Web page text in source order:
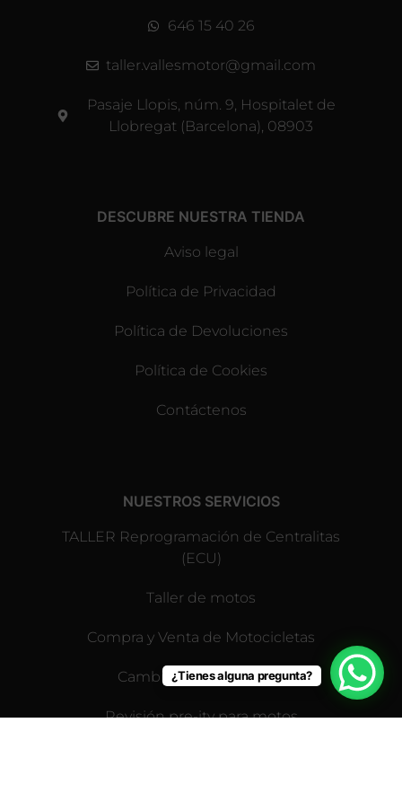
646 15 40 26
taller.vallesmotor@gmail.com
Pasaje Llopis, núm. 9, Hospitalet de
Llobregat (Barcelona), 08903
DESCUBRE NUESTRA TIENDA
Aviso legal
Política de Privacidad
Política de Devoluciones
Política de Cookies
Contáctenos
NUESTROS SERVICIOS
TALLER Reprogramación de Centralitas
(ECU)
Taller de motos
Compra y Venta de Motocicletas
Cambio de neumáticos
Revisión pre-itv para motos
¿Tienes alguna pregunta?